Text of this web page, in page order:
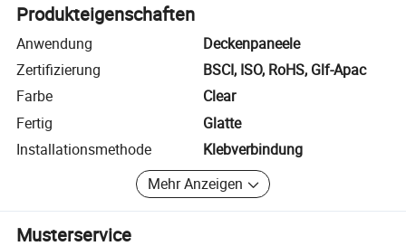
Produkteigenschaften
Anwendung
Deckenpaneele
Zertifizierung
BSCI, ISO, RoHS, Glf-Apac
Farbe
Clear
Fertig
Glatte
Installationsmethode
Klebverbindung
Mehr Anzeigen
Musterservice